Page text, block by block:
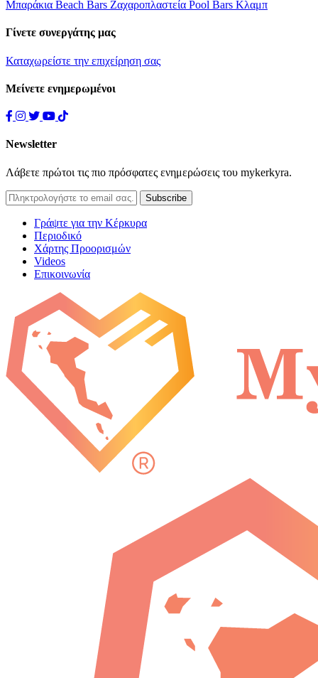
Μπαράκια Beach Bars Ζαχαροπλαστεία Pool Bars Κλαμπ
Γίνετε συνεργάτης μας
Καταχωρείστε την επιχείρηση σας
Μείνετε ενημερωμένοι
Newsletter
Λάβετε πρώτοι τις πιο πρόσφατες ενημερώσεις του mykerkyra.
Γράψτε για την Κέρκυρα
Περιοδικό
Χάρτης Προορισμών
Videos
Επικοινωνία